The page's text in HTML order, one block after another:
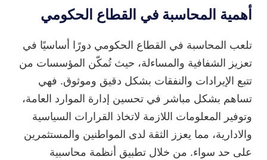
أهمية المحاسبة في القطاع الحكومي
تلعب المحاسبة في القطاع الحكومي دورًا أساسيًا في
تعزيز الشفافية والمساءلة، حيث تُمكّن المؤسسات من
تتبع الإيرادات والنفقات بشكل دقيق وموثوق. فهي
تساهم بشكل مباشر في تحسين إدارة الموارد العامة،
وتوفير المعلومات اللازمة لاتخاذ القرارات السياسية
والادارية، مما يعزز الثقة لدى المواطنين والمستثمرين
على حد سواء. من خلال تطبيق أنظمة محاسبية